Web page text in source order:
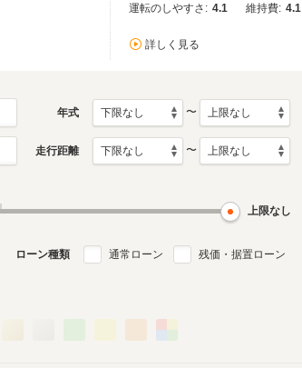
運転のしやすさ: 4.1 維持費: 4.1
詳しく見る
年式 〜
走行距離 〜
上限なし
ローン種類 通常ローン 残価・据置ローン